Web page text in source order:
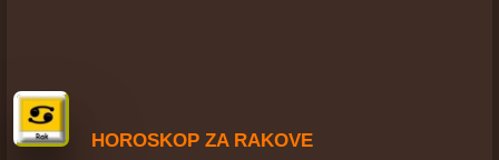
HOROSKOP ZA RAKOVE